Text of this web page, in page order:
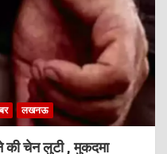
लखनऊ
की चेन लुटी , मुकदमा